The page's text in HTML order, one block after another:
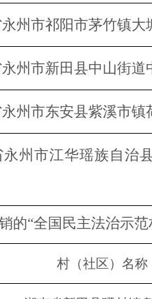
州市祁阳市茅竹镇大
州市新田县中山街道
州市东安县紫溪市镇
永州市江华瑶族自治
的“全国民主法治示
村（社区）名称